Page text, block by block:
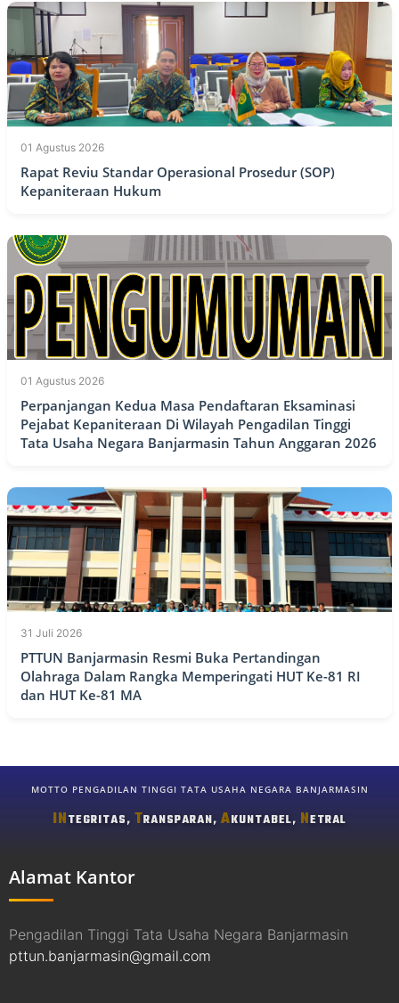
01 Agustus 2026
Rapat Reviu Standar Operasional Prosedur (SOP)
Kepaniteraan Hukum
01 Agustus 2026
Perpanjangan Kedua Masa Pendaftaran Eksaminasi
Pejabat Kepaniteraan Di Wilayah Pengadilan Tinggi
Tata Usaha Negara Banjarmasin Tahun Anggaran 2026
31 Juli 2026
PTTUN Banjarmasin Resmi Buka Pertandingan
Olahraga Dalam Rangka Memperingati HUT Ke-81 RI
dan HUT Ke-81 MA
MOTTO PENGADILAN TINGGI TATA USAHA NEGARA BANJARMASIN
INTEGRITAS, TRANSPARAN, AKUNTABEL, NETRAL
Alamat Kantor
Pengadilan Tinggi Tata Usaha Negara Banjarmasin
pttun.banjarmasin@gmail.com